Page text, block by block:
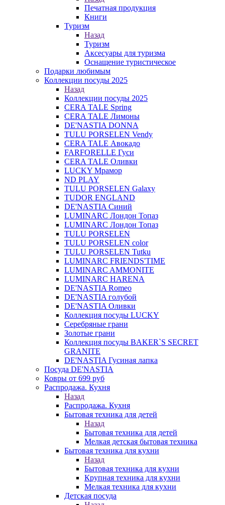
Печатная продукция
Книги
Туризм
Назад
Туризм
Аксесуары для туризма
Оснащение туристическое
Подарки любимым
Коллекции посуды 2025
Назад
Коллекции посуды 2025
CERA TALE Spring
CERA TALE Лимоны
DE'NASTIA DONNA
TULU PORSELEN Vendy
CERA TALE Авокадо
FARFORELLE Гуси
CERA TALE Оливки
LUCKY Мрамор
ND PLAY
TULU PORSELEN Galaxy
TUDOR ENGLAND
DE'NASTIA Синий
LUMINARC Лондон Топаз
LUMINARC Лондон Топаз
TULU PORSELEN
TULU PORSELEN color
TULU PORSELEN Tutku
LUMINARC FRIENDS'TIME
LUMINARC AMMONITE
LUMINARC HARENA
DE'NASTIA Romeo
DE'NASTIA голубой
DE'NASTIA Оливки
Коллекция посуды LUCKY
Серебряные грани
Золотые грани
Коллекция посуды BAKER`S SECRET
GRANITE
DE'NASTIA Гусиная лапка
Посуда DE'NASTIA
Ковры от 699 руб
Распродажа. Кухня
Назад
Распродажа. Кухня
Бытовая техника для детей
Назад
Бытовая техника для детей
Мелкая детская бытовая техника
Бытовая техника для кухни
Назад
Бытовая техника для кухни
Крупная техника для кухни
Мелкая техника для кухни
Детская посуда